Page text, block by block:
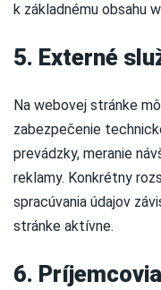
k základnému obsahu
5. Externé
Na webovej stránke
zabezpečenie
prevádzky, meranie
reklamy. Konkrétny
spracúvania údajov
stránke aktívne.
6.